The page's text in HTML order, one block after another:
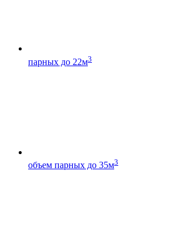
парных до 22м3
объем парных до 35м3